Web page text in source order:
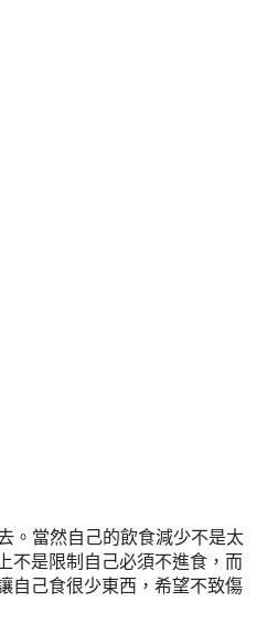
。當然自己的飲食減少不是太
不是限制自己必須不進食，而
自己食很少東西，希望不致傷